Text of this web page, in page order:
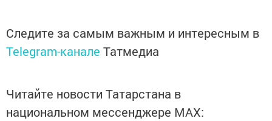
Следите за самым важным и интересным в
Telegram-канале Татмедиа
Читайте новости Татарстана в
национальном мессенджере MАХ: